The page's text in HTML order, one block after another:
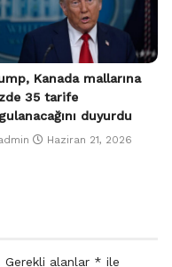
Kanada mallarına
35 tarife
duyurdu
Haziran 21, 2026
Gerekli alanlar * ile